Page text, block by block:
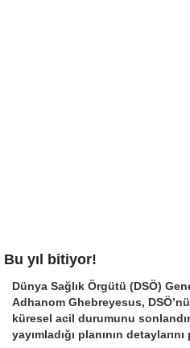
Bu yıl bitiyor!
Dünya Sağlık Örgütü (DSÖ)
Adhanom Ghebreyesus,
küresel acil durumunu
yayımladığı planının detaylarını